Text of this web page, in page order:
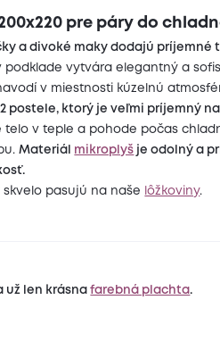
pre páry do
a divoké maky dodajú príjemné
podklade vytvára elegantný a
v miestnosti kúzelnú
postele, ktorý je veľmi príjemný
telo v teple a pohode počas
Materiál mikroplyš je odolný a
skvelo pasujú na naše
lôžkoviny.
už len krásnafarebná plachta.